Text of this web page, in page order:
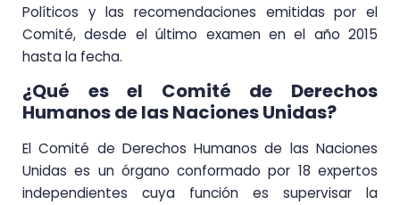
Políticos y las recomendaciones emitidas por el
Comité, desde el último examen en el año 2015
hasta la fecha.
¿Qué es el Comité de Derechos
Humanos de las Naciones Unidas?
El Comité de Derechos Humanos de las Naciones
Unidas es un órgano conformado por 18 expertos
independientes cuya función es supervisar la